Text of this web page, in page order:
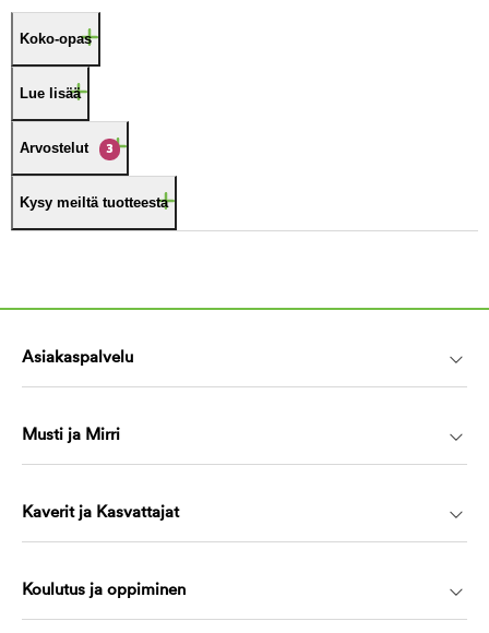
Koko-opas
Lue lisää
Arvostelut 3
Kysy meiltä tuotteesta
Asiakaspalvelu
Musti ja Mirri
Kaverit ja Kasvattajat
Koulutus ja oppiminen